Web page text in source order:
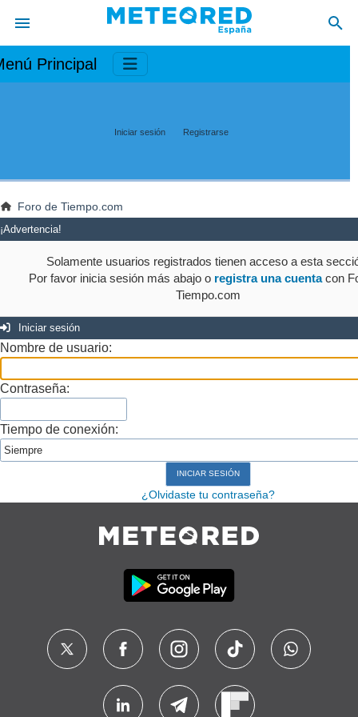
Principal
Iniciar sesión Registrarse
Foro de Tiempo.com
¡Advertencia!
Solamente usuarios registrados tienen acceso a esta
Por favor inicia sesión más abajo o registra una cuentacon
Tiempo.com
Iniciar sesión
Nombre de usuario:
Contraseña:
Tiempo de conexión:
¿Olvidaste tu contraseña?